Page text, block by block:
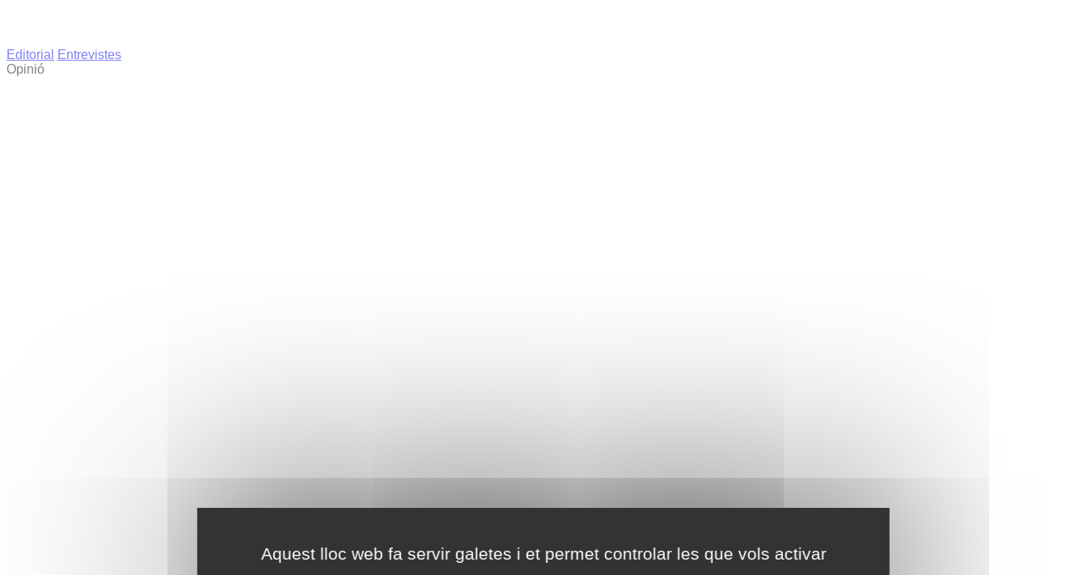
Aquest lloc web fa servir galetes i et permet controlar les que vols activar
Editorial
Entrevistes
Opinió